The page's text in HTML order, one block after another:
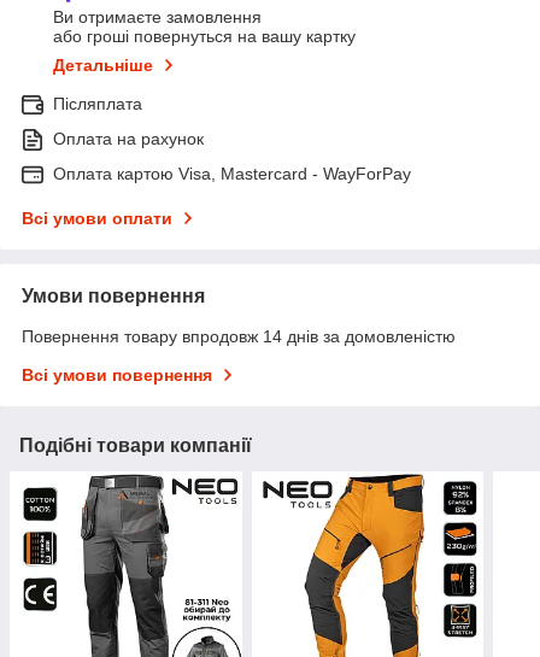
Ви отримаєте замовлення
або гроші повернуться на вашу картку
Детальніше
Післяплата
Оплата на рахунок
Оплата картою Visa, Mastercard - WayForPay
Всі умови оплати
Умови повернення
Повернення товару впродовж 14 днів за домовленістю
Всі умови повернення
Подібні товари компанії